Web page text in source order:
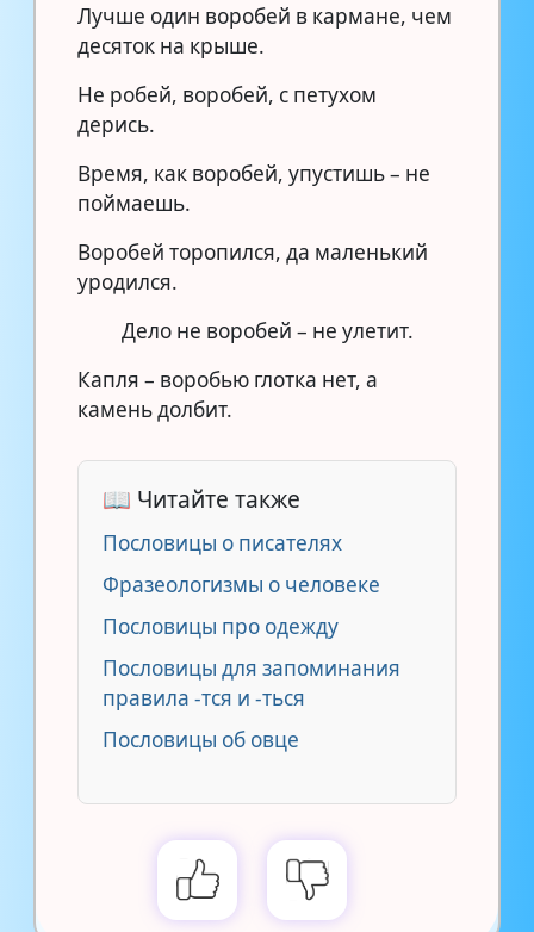
Лучше один воробей в кармане, чем
десяток на крыше.
Не робей, воробей, с петухом
дерись.
Время, как воробей, упустишь – не
поймаешь.
Воробей торопился, да маленький
уродился.
Дело не воробей – не улетит.
Капля – воробью глотка нет, а
камень долбит.
📖 Читайте также
Пословицы о писателях
Фразеологизмы о человеке
Пословицы про одежду
Пословицы для запоминания
правила -тся и -ться
Пословицы об овце